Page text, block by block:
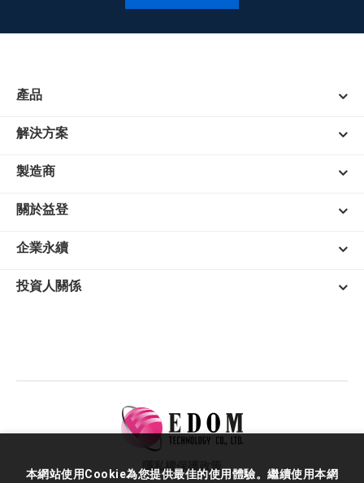
產品
解決方案
製造商
關於益登
企業永續
投資人關係
隱私權保護政策
本網站使用Cookie為您提供最佳的使用體驗。繼續使用本網